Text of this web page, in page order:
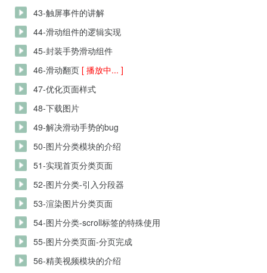
43-触屏事件的讲解
44-滑动组件的逻辑实现
45-封装手势滑动组件
46-滑动翻页 [ 播放中... ]
47-优化页面样式
48-下载图片
49-解决滑动手势的bug
50-图片分类模块的介绍
51-实现首页分类页面
52-图片分类-引入分段器
53-渲染图片分类页面
54-图片分类-scroll标签的特殊使用
55-图片分类页面-分页完成
56-精美视频模块的介绍